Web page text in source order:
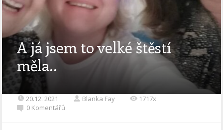
A já jsem to velké štěstí
měla..
20.12. 2021 Blanka Fay
1717x
0 Komentářů